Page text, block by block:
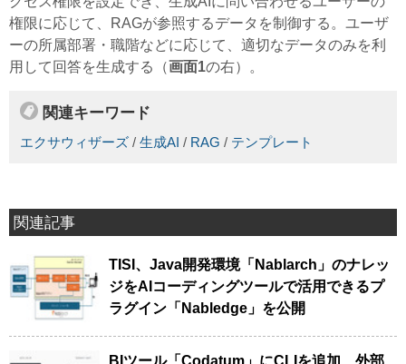
権限に応じて、RAGが参照するデータを制御する。ユーザ
ーの所属部署・職階などに応じて、適切なデータのみを利
用して回答を生成する（画面1の右）。
関連キーワード
エクサウィザーズ / 生成AI / RAG / テンプレート
関連記事
TISI、Java開発環境「Nablarch」のナレッ
ジをAIコーディングツールで活用できるプ
ラグイン「Nabledge」を公開
BIツール「Codatum」にCLIを追加、外部